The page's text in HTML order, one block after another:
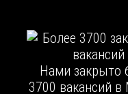
Нами закрыто
3700 вакансий